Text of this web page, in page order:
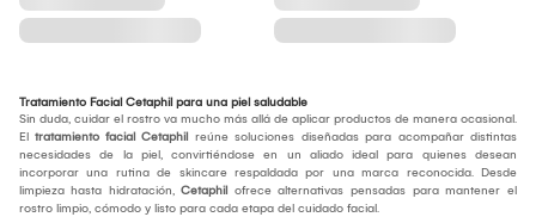
Tratamiento Facial Cetaphil para una piel saludable
Sin duda, cuidar el rostro va mucho más allá de aplicar productos de manera ocasional.
El tratamiento facial Cetaphil reúne soluciones diseñadas para acompañar distintas
necesidades de la piel, convirtiéndose en un aliado ideal para quienes desean
incorporar una rutina de skincare respaldada por una marca reconocida. Desde
limpieza hasta hidratación, Cetaphil ofrece alternativas pensadas para mantener el
rostro limpio, cómodo y listo para cada etapa del cuidado facial.